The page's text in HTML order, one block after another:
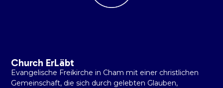
Church ErLäbt
Evangelische Freikirche in Cham mit einer christlichen
Gemeinschaft, die sich durch gelebten Glauben,